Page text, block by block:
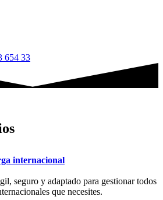
654 33
internacional
seguro y adaptado para gestionar todos
que necesites.